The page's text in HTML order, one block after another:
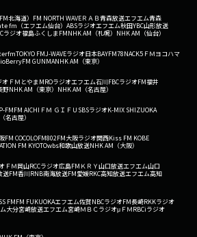
北海道） FM NORTH WAVEＲＡＢ青森放送エフエム青森
fm（エフエム仙台） ABSラジオエフエム秋田YBC山形放送
ラジオ福島ふくしまFMNHK AM（札幌） NHK AM（仙台）
TOKYO FMJ-WAVEラジオ日本BAYFM78NACK5 ＦＭヨコハマ
FM GUNMANHK AM（東京）
オ ＦＭとやまMROラジオエフエム石川FBCラジオFM福井
野NHK AM（東京） NHK AM（名古屋）
FMFM AICHI ＦＭ ＧＩＦＵ SBSラジオK-MIX SHIZUOKA
名古屋）
FM COCOLOFM802FM大阪ラジオ関西Kiss FM KOBE
FM KYOTOwbs和歌山放送NHK AM（大阪）
ＦＭ岡山RCCラジオ広島FM ＫＲＹ山口放送エフエム山口
送FM香川RNB南海放送FM愛媛RKC高知放送エフエム高知
FMFM FUKUOKAエフエム佐賀NBCラジオFM長崎RKKラジオ
大分宮崎放送エフエム宮崎ＭＢＣラジオμＦＭRBCiラジオ